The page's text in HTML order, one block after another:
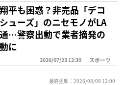
平も困惑？非売品「デコ
ューズ」のニセモノがLA
…警察出動で業者摘発の
に
2026/07/23 12:30 スポーツ
最終更新：2026/08/09 12:00